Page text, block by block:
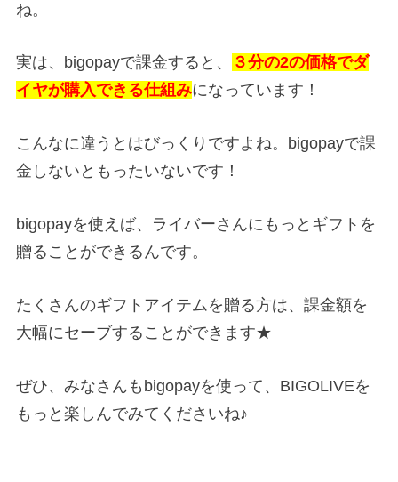
ね。
実は、bigopayで課金すると、
３分の2の価格でダ
イヤが購入できる仕組みになっています！
こんなに違うとはびっくりですよね。bigopayで課
金しないともったいないです！
bigopayを使えば、ライバーさんにもっとギフトを
贈ることができるんです。
たくさんのギフトアイテムを贈る方は、課金額を
大幅にセーブすることができます★
ぜひ、みなさんもbigopayを使って、BIGOLIVEを
もっと楽しんでみてくださいね♪